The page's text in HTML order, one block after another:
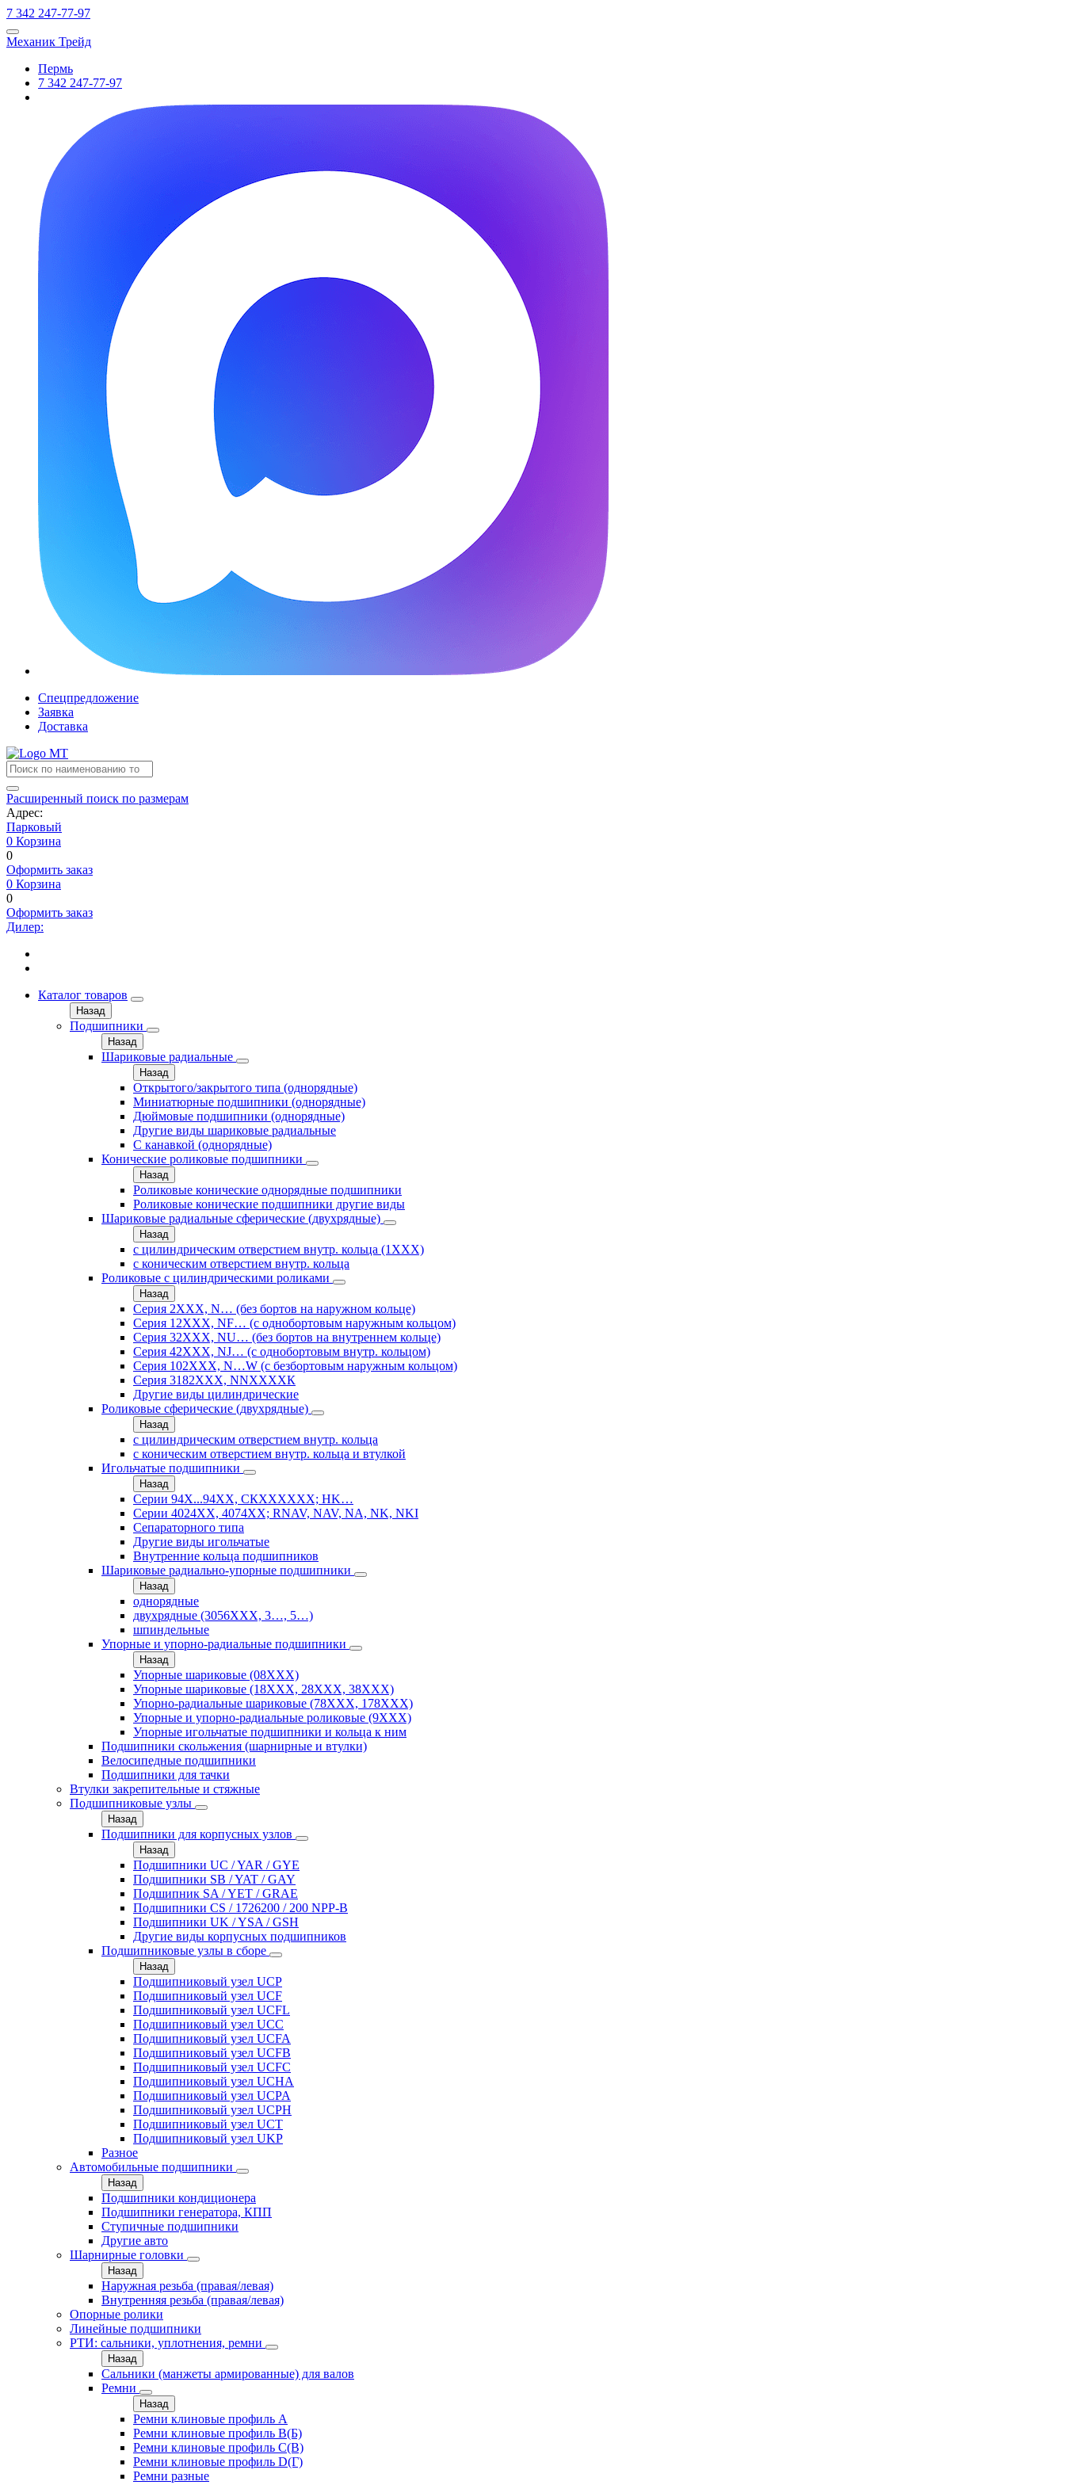
7 342 247-77-97
Механик Трейд
Пермь
7 342 247-77-97
Спецпредложение
Заявка
Доставка
Расширенный поиск по размерам
Адрес:
Парковый
0 Корзина
0
Оформить заказ
0 Корзина
0
Оформить заказ
Дилер:
Каталог товаров
Назад
Подшипники
Назад
Шариковые радиальные
Назад
Открытого/закрытого типа (однорядные)
Миниатюрные подшипники (однорядные)
Дюймовые подшипники (однорядные)
Другие виды шариковые радиальные
С канавкой (однорядные)
Конические роликовые подшипники
Назад
Роликовые конические однорядные подшипники
Роликовые конические подшипники другие виды
Шариковые радиальные сферические (двухрядные)
Назад
с цилиндрическим отверстием внутр. кольца (1ХХХ)
с коническим отверстием внутр. кольца
Роликовые с цилиндрическими роликами
Назад
Серия 2ХХХ, N… (без бортов на наружном кольце)
Серия 12ХХХ, NF… (с однобортовым наружным кольцом)
Серия 32ХХХ, NU… (без бортов на внутреннем кольце)
Серия 42ХХХ, NJ… (с однобортовым внутр. кольцом)
Серия 102ХХХ, N…W (с безбортовым наружным кольцом)
Серия 3182ХХХ, NNХХХХК
Другие виды цилиндрические
Роликовые сферические (двухрядные)
Назад
с цилиндрическим отверстием внутр. кольца
с коническим отверстием внутр. кольца и втулкой
Игольчатые подшипники
Назад
Серии 94Х...94ХХ, СКХХХХХХ; HK…
Серии 4024ХХ, 4074ХХ; RNAV, NAV, NA, NK, NKI
Сепараторного типа
Другие виды игольчатые
Внутренние кольца подшипников
Шариковые радиально-упорные подшипники
Назад
однорядные
двухрядные (3056ХХХ, 3…, 5…)
шпиндельные
Упорные и упорно-радиальные подшипники
Назад
Упорные шариковые (08XXX)
Упорные шариковые (18XXX, 28XXХ, 38ХХХ)
Упорно-радиальные шариковые (78XXX, 178ХХХ)
Упорные и упорно-радиальные роликовые (9ХХХ)
Упорные игольчатые подшипники и кольца к ним
Подшипники скольжения (шарнирные и втулки)
Велосипедные подшипники
Подшипники для тачки
Втулки закрепительные и стяжные
Подшипниковые узлы
Назад
Подшипники для корпусных узлов
Назад
Подшипники UC / YAR / GYE
Подшипники SB / YAT / GAY
Подшипник SA / YET / GRAE
Подшипники CS / 1726200 / 200 NPP-B
Подшипники UK / YSA / GSH
Другие виды корпусных подшипников
Подшипниковые узлы в сборе
Назад
Подшипниковый узел UCP
Подшипниковый узел UCF
Подшипниковый узел UCFL
Подшипниковый узел UCC
Подшипниковый узел UCFA
Подшипниковый узел UCFB
Подшипниковый узел UCFC
Подшипниковый узел UCHA
Подшипниковый узел UCPA
Подшипниковый узел UCPH
Подшипниковый узел UCT
Подшипниковый узел UKP
Разное
Автомобильные подшипники
Назад
Подшипники кондиционера
Подшипники генератора, КПП
Ступичные подшипники
Другие авто
Шарнирные головки
Назад
Наружная резьба (правая/левая)
Внутренняя резьба (правая/левая)
Опорные ролики
Линейные подшипники
РТИ: сальники, уплотнения, ремни
Назад
Сальники (манжеты армированные) для валов
Ремни
Назад
Ремни клиновые профиль A
Ремни клиновые профиль B(Б)
Ремни клиновые профиль C(В)
Ремни клиновые профиль D(Г)
Ремни разные